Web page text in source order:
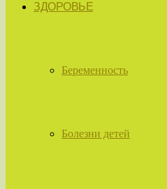
ЗДОРОВЬЕ
Беременность
Болезни детей